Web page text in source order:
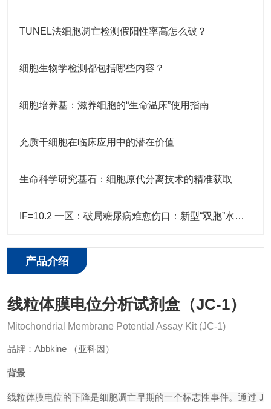
TUNEL法细胞凋亡检测假阳性率高怎么破？
细胞生物学检测都包括哪些内容？
细胞培养基：滋养细胞的“生命温床”使用指南
充质干细胞在临床应用中的潜在价值
生命科学研究基石：细胞原代分离技术的精准获取
IF=10.2 一区：破局糖尿病难愈伤口：新型“双胞”水凝胶重塑愈合微环境
产品介绍
线粒体膜电位分析试剂盒（JC-1）
Mitochondrial Membrane Potential Assay Kit (JC-1)
品牌：Abbkine （亚科因）
背景
线粒体膜电位的下降是细胞凋亡早期的一个标志性事件。通过 J